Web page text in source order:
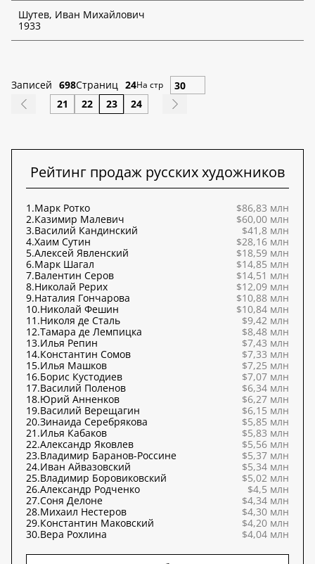
Шутев, Иван Михайлович
1933
Записей 698Страниц 24На стр
21 22 23 24
Рейтинг продаж русских художников
1.Марк Ротко
$86,83 млн
2.Казимир Малевич
$60,00 млн
3.Василий Кандинский
$41,8 млн
4.Хаим Сутин
$28,16 млн
5.Алексей Явленский
$18,59 млн
6.Марк Шагал
$14,85 млн
7.Валентин Серов
$14,51 млн
8.Николай Рерих
$12,09 млн
9.Наталия Гончарова
$10,88 млн
10.Николай Фешин
$10,84 млн
11.Николя де Сталь
$9,42 млн
12.Тамара де Лемпицка
$8,48 млн
13.Илья Репин
$7,43 млн
14.Константин Сомов
$7,33 млн
15.Илья Машков
$7,25 млн
16.Борис Кустодиев
$7,07 млн
17.Василий Поленов
$6,34 млн
18.Юрий Анненков
$6,27 млн
19.Василий Верещагин
$6,15 млн
20.Зинаида Серебрякова
$5,85 млн
21.Илья Кабаков
$5,83 млн
22.Александр Яковлев
$5,56 млн
23.Владимир Баранов-Россине
$5,37 млн
24.Иван Айвазовский
$5,34 млн
25.Владимир Боровиковский
$5,02 млн
26.Александр Родченко
$4,5 млн
27.Соня Делоне
$4,34 млн
28.Михаил Нестеров
$4,30 млн
29.Константин Маковский
$4,20 млн
30.Вера Рохлина $4,04 млн